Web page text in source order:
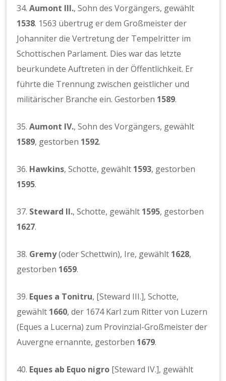
34.Aumont III., Sohn des Vorgängers, gewählt
1538. 1563 übertrug er dem Großmeister der
Johanniter die Vertretung der Tempelritter im
Schottischen Parlament. Dies war das letzte
beurkundete Auftreten in der Öffentlichkeit. Er
führte die Trennung zwischen geistlicher und
militärischer Branche ein. Gestorben 1589.
35.Aumont IV., Sohn des Vorgängers, gewählt
1589, gestorben 1592.
36. Hawkins, Schotte, gewählt 1593, gestorben
1595.
37. Steward II., Schotte, gewählt 1595, gestorben
1627.
38. Gremy(oder Schettwin), Ire, gewählt 1628,
gestorben 1659.
39. Eques a Tonitru, [Steward III.], Schotte,
gewählt 1660, der 1674 Karl zum Ritter von Luzern
(Eques a Lucerna) zum Provinzial-Großmeister der
Auvergne ernannte, gestorben 1679.
40. Eques ab Equo nigro [Steward IV.], gewählt